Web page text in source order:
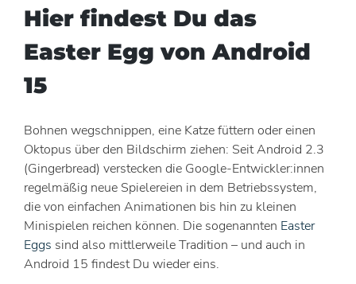
Hier findest Du das
Easter Egg von Android
15
Bohnen wegschnippen, eine Katze füttern oder einen
Oktopus über den Bildschirm ziehen: Seit Android 2.3
(Gingerbread) verstecken die Google-Entwickler:innen
regelmäßig neue Spielereien in dem Betriebssystem,
die von einfachen Animationen bis hin zu kleinen
Minispielen reichen können. Die sogenannten Easter
Eggs sind also mittlerweile Tradition – und auch in
Android 15 findest Du wieder eins.